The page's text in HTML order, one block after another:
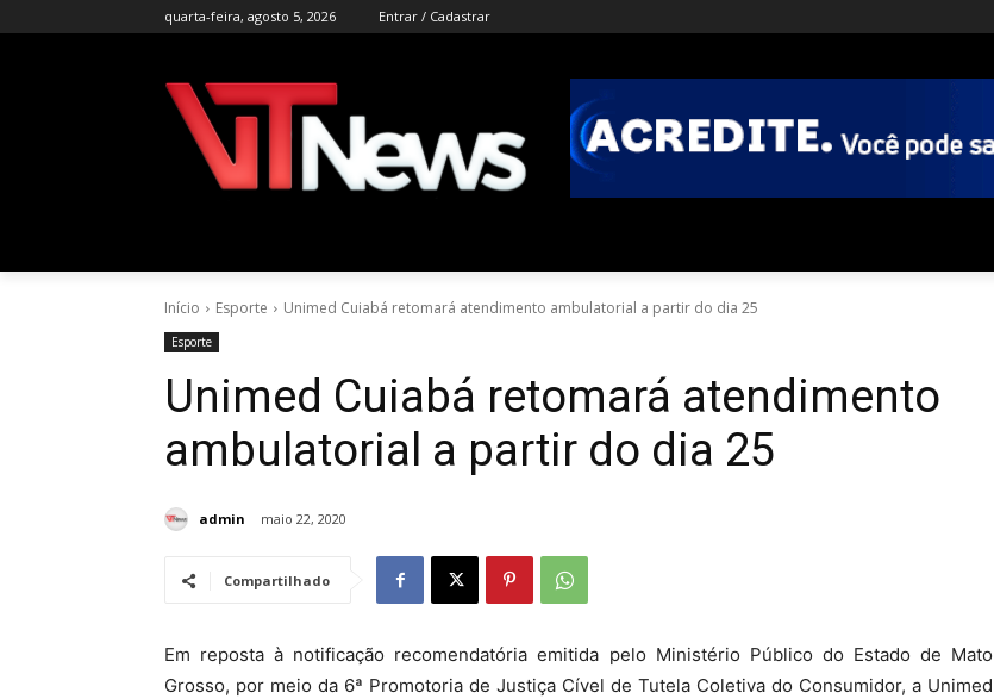
quarta-feira, agosto 5, 2026 Entrar / Cadastrar
Início Esporte Unimed Cuiabá retomará atendimento ambulatorial a partir do dia 25
Esporte
Unimed Cuiabá retomará atendimento
ambulatorial a partir do dia 25
admin maio 22, 2020
Compartilhado
Em reposta à notificação recomendatória emitida pelo Ministério Público do Estado de Mato
Grosso, por meio da 6ª Promotoria de Justiça Cível de Tutela Coletiva do Consumidor, a Unimed